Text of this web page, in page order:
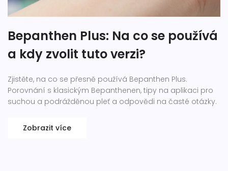
Bepanthen Plus: Na co se používá
a kdy zvolit tuto verzi?
Zjistěte, na co se přesně používá Bepanthen Plus.
Porovnání s klasickým Bepanthenen, tipy na aplikaci pro
suchou a podrážděnou pleť a odpovědi na časté otázky.
Zobrazit více